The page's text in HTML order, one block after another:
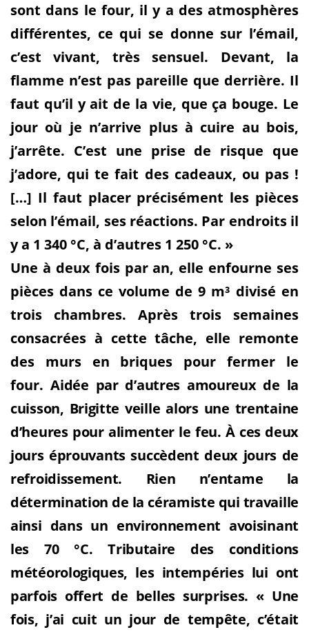
sont dans le four, il y a des atmosphères
différentes, ce qui se donne sur l’émail,
c’est vivant, très sensuel. Devant, la
flamme n’est pas pareille que derrière. Il
faut qu’il y ait de la vie, que ça bouge. Le
jour où je n’arrive plus à cuire au bois,
j’arrête. C’est une prise de risque que
j’adore, qui te fait des cadeaux, ou pas !
[…] Il faut placer précisément les pièces
selon l’émail, ses réactions. Par endroits il
y a 1 340 °C, à d’autres 1 250 °C. »
Une à deux fois par an, elle enfourne ses
pièces dans ce volume de 9 m³ divisé en
trois chambres. Après trois semaines
consacrées à cette tâche, elle remonte
des murs en briques pour fermer le
four.Aidée par d’autres amoureux de la
cuisson, Brigitte veille alors une trentaine
d’heures pour alimenter le feu. À ces deux
jours éprouvants succèdent deux jours de
refroidissement. Rien n’entame la
détermination de la céramiste qui travaille
ainsi dans un environnement avoisinant
les 70 °C. Tributaire des conditions
météorologiques, les intempéries lui ont
parfois offert de belles surprises. « Une
fois, j’ai cuit un jour de tempête, c’était